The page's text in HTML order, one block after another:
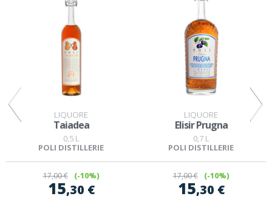
LIQUORE
Taiadea
0,5 L
POLI DISTILLERIE
17,00 € (-10%)
15,30 €
LIQUORE
Elisir Prugna
0,7 L
POLI DISTILLERIE
17,00 € (-10%)
15,30 €